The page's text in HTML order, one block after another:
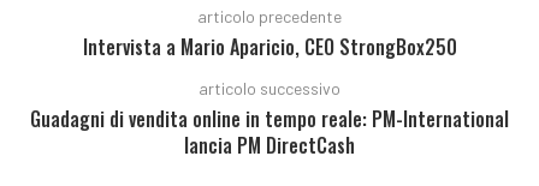
articolo precedente
Intervista a Mario Aparicio, CEO StrongBox250
articolo successivo
Guadagni di vendita online in tempo reale: PM-International
lancia PM DirectCash